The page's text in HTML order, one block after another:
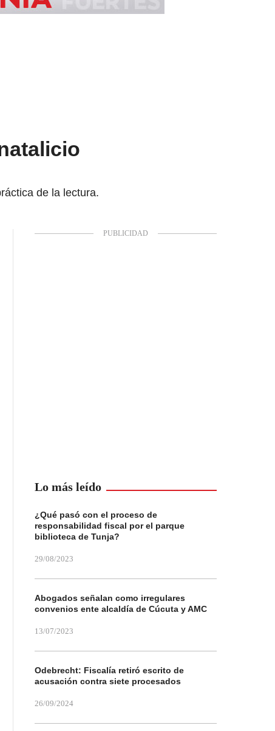
de la lectura.
Lo más leído
¿Qué pasó con el proceso de
responsabilidad fiscal por el parque
biblioteca de Tunja?
29/08/2023
Abogados señalan como irregulares
convenios ente alcaldía de Cúcuta y AMC
13/07/2023
Odebrecht: Fiscalía retiró escrito de
acusación contra siete procesados
26/09/2024